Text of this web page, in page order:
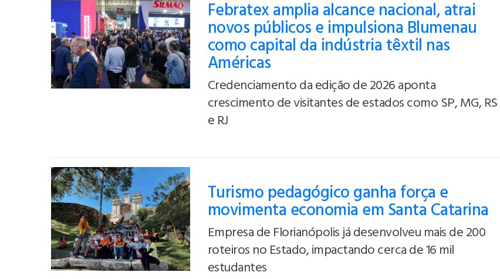
Febratex amplia alcance nacional, atrai
novos públicos e impulsiona Blumenau
como capital da indústria têxtil nas
Américas
Credenciamento da edição de 2026 aponta
crescimento de visitantes de estados como SP, MG, RS
e RJ
Turismo pedagógico ganha força e
movimenta economia em Santa Catarina
Empresa de Florianópolis já desenvolveu mais de 200
roteiros no Estado, impactando cerca de 16 mil
estudantes